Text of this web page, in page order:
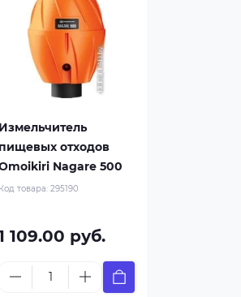
Измельчитель
пищевых отходов
Nagare 500
Код товара:295190
109.00 руб.